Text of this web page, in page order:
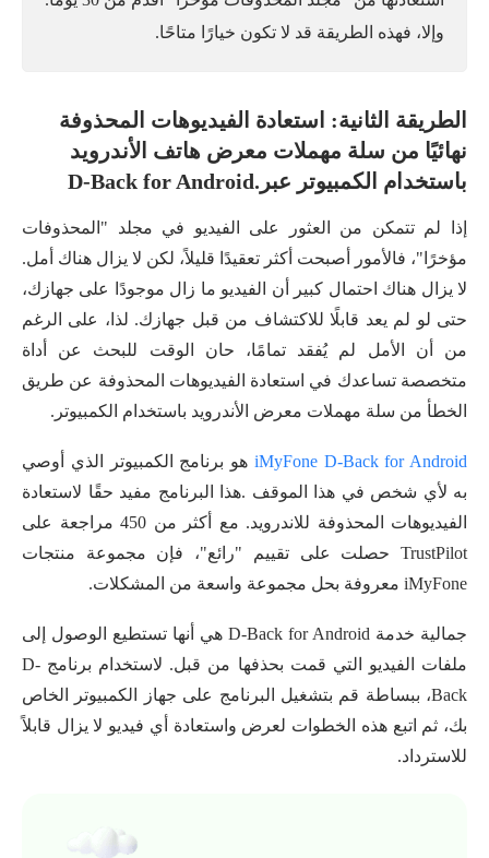
وإلا، فهذه الطريقة قد لا تكون خيارًا متاحًا.
الطريقة الثانية: استعادة الفيديوهات المحذوفة
نهائيًا من سلة مهملات معرض هاتف الأندرويد
باستخدام الكمبيوتر عبر.D-Back for Android
إذا لم تتمكن من العثور على الفيديو في مجلد "المحذوفات
مؤخرًا"، فالأمور أصبحت أكثر تعقيدًا قليلاً، لكن لا يزال هناك أمل.
لا يزال هناك احتمال كبير أن الفيديو ما زال موجودًا على جهازك،
حتى لو لم يعد قابلًا للاكتشاف من قبل جهازك. لذا، على الرغم
من أن الأمل لم يُفقد تمامًا، حان الوقت للبحث عن أداة
متخصصة تساعدك في استعادة الفيديوهات المحذوفة عن طريق
الخطأ من سلة مهملات معرض الأندرويد باستخدام الكمبيوتر.
iMyFone D-Back for Android هو برنامج الكمبيوتر الذي أوصي
به لأي شخص في هذا الموقف .هذا البرنامج مفيد حقًا لاستعادة
الفيديوهات المحذوفة للاندرويد. مع أكثر من 450 مراجعة على
TrustPilot حصلت على تقييم "رائع"، فإن مجموعة منتجات
iMyFone معروفة بحل مجموعة واسعة من المشكلات.
جمالية خدمة D-Back for Android هي أنها تستطيع الوصول إلى
ملفات الفيديو التي قمت بحذفها من قبل. لاستخدام برنامج D-
Back، ببساطة قم بتشغيل البرنامج على جهاز الكمبيوتر الخاص
بك، ثم اتبع هذه الخطوات لعرض واستعادة أي فيديو لا يزال قابلاً
للاسترداد.